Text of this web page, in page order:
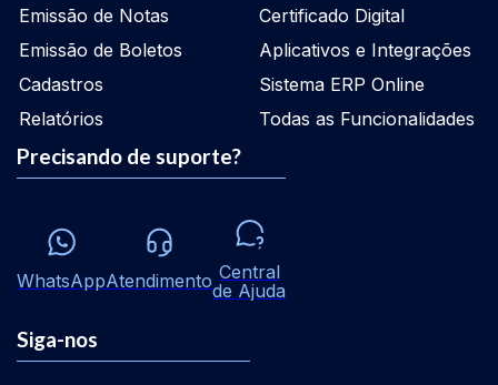
Emissão de Notas
Emissão de Boletos
Cadastros
Relatórios
Certificado Digital
Aplicativos e Integrações
Sistema ERP Online
Todas as Funcionalidades
Precisando de suporte?
WhatsAppAtendimento Central
de Ajuda
Siga-nos